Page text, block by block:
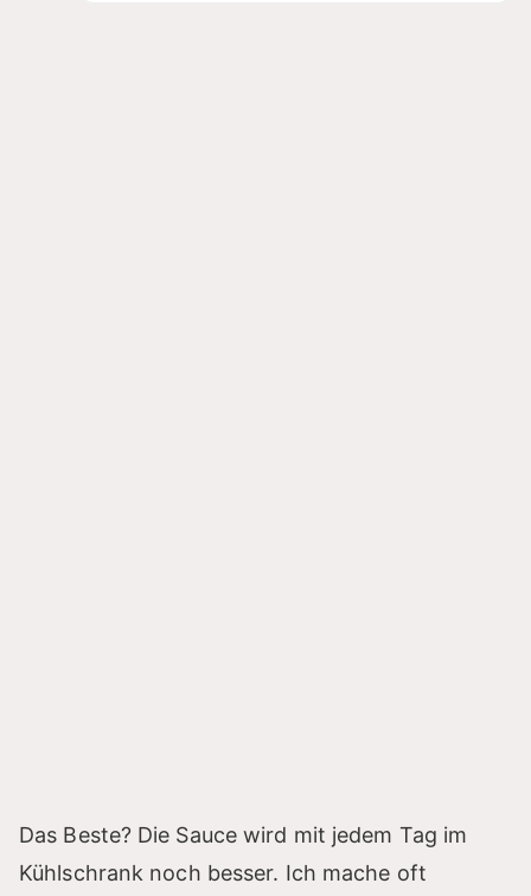
Das Beste? Die Sauce wird mit jedem Tag im
Kühlschrank noch besser. Ich mache oft